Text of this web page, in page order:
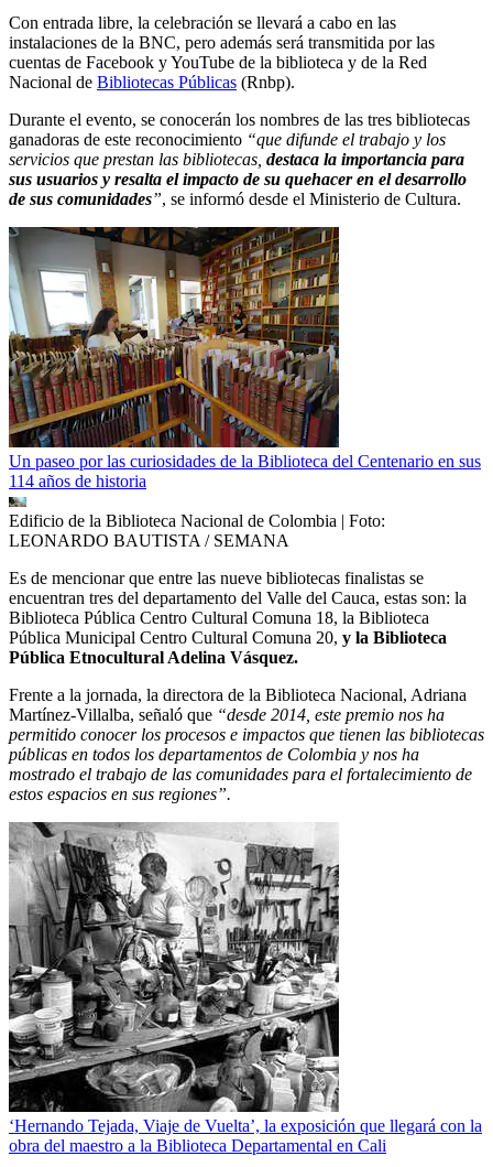
Con entrada libre, la celebración se llevará a cabo en las
instalaciones de la BNC, pero además será transmitida por las
cuentas de Facebook y YouTube de la biblioteca y de la Red
Nacional de Bibliotecas Públicas (Rnbp).
Durante el evento, se conocerán los nombres de las tres bibliotecas
ganadoras de este reconocimiento “que difunde el trabajo y los
servicios que prestan las bibliotecas, destaca la importancia para
sus usuarios y resalta el impacto de su quehacer en el desarrollo
de sus comunidades”, se informó desde el Ministerio de Cultura.
Un paseo por las curiosidades de la Biblioteca del Centenario en sus
114 años de historia
Edificio de la Biblioteca Nacional de Colombia | Foto:
LEONARDO BAUTISTA / SEMANA
Es de mencionar que entre las nueve bibliotecas finalistas se
encuentran tres del departamento del Valle del Cauca, estas son: la
Biblioteca Pública Centro Cultural Comuna 18, la Biblioteca
Pública Municipal Centro Cultural Comuna 20, y la Biblioteca
Pública Etnocultural Adelina Vásquez.
Frente a la jornada, la directora de la Biblioteca Nacional, Adriana
Martínez-Villalba, señaló que “desde 2014, este premio nos ha
permitido conocer los procesos e impactos que tienen las bibliotecas
públicas en todos los departamentos de Colombia y nos ha
mostrado el trabajo de las comunidades para el fortalecimiento de
estos espacios en sus regiones”.
‘Hernando Tejada, Viaje de Vuelta’, la exposición que llegará con la
obra del maestro a la Biblioteca Departamental en Cali